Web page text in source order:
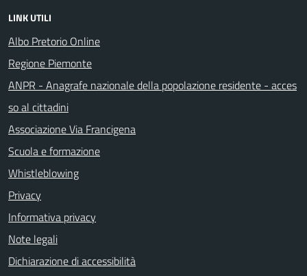
LINK UTILI
Albo Pretorio Online
Regione Piemonte
ANPR - Anagrafe nazionale della popolazione residente - acces
so al cittadini
Associazione Via Francigena
Scuola e formazione
Whistleblowing
Privacy
Informativa privacy
Note legali
Dichiarazione di accessibilità